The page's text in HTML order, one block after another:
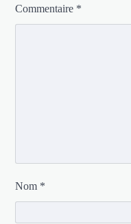
Commentaire *
Nom *